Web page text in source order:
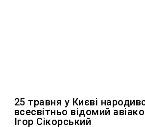
25 травня у Києві
всесвітньо відомий
Ігор Сікорський